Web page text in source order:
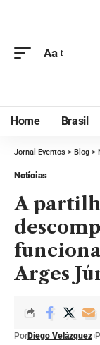
Aa
Home Brasil
Jornal Eventos > Blog >
Notícias
A
Arges
PorDiego Velázquez